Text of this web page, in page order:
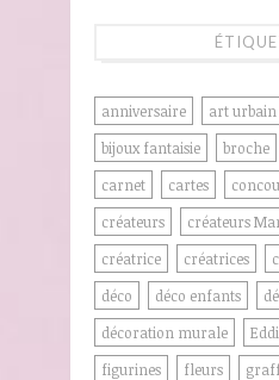
anniversaire art urbain
bijoux fantaisie
broche
carnet
cartes
créateurs
créateurs
créatrice
créatrices
déco
déco enfants
décoration murale
figurines
fleurs